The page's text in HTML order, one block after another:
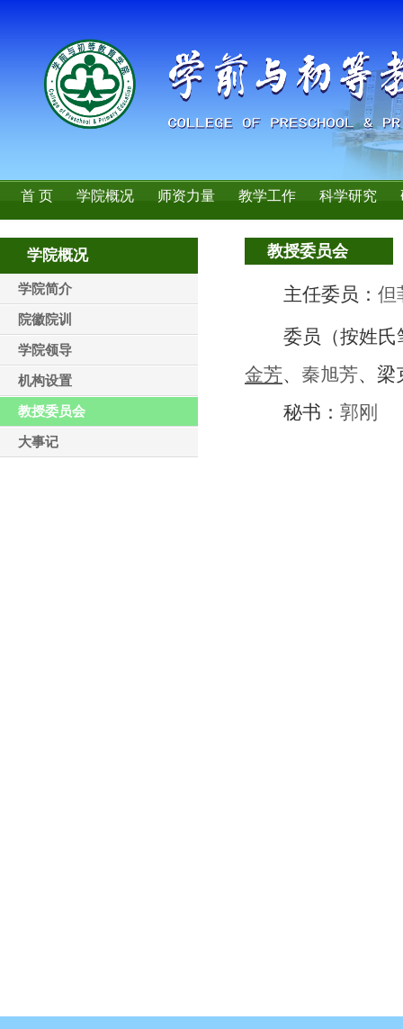
首 页 学院概况 师资力量 教学工作 科学研究
学院概况
学院简介
院徽院训
学院领导
机构设置
教授委员会
大事记
教授委员会
主任委员： 但
委员（按姓
金芳、 秦旭芳、梁
秘书： 郭刚